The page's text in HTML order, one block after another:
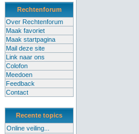
Rechtenforum
Over Rechtenforum
Maak favoriet
Maak startpagina
Mail deze site
Link naar ons
Colofon
Meedoen
Feedback
Contact
Recente topics
Online veiling...